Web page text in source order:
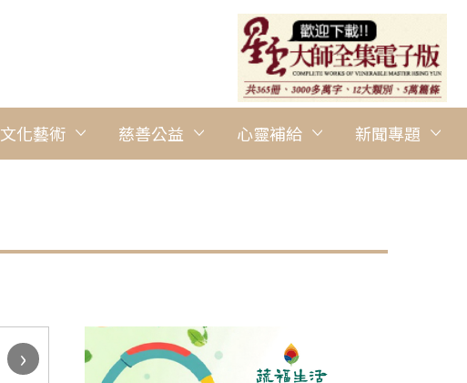
文化藝術 慈善公益 心靈補給 新聞專題
圖說：佛光人專注聆聽。 人間社記者Harry Ho攝
›